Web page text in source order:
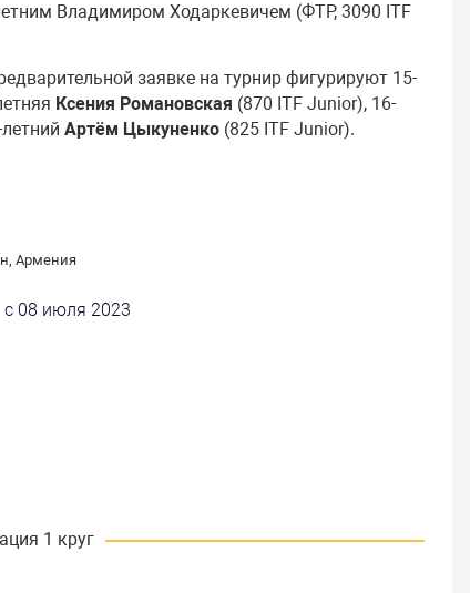
Владимиром Ходаркевичем (ФТР, 3090 ITF
заявке на турнир фигурируют 15-
Ксения Романовская (870 ITF Junior), 16-
Артём Цыкуненко (825 ITF Junior).
Армения
с 08 июля 2023
1 круг